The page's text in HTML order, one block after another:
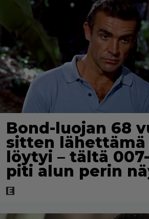
Bond-luojan 68
sitten
löytyi – tältä
piti alun perin